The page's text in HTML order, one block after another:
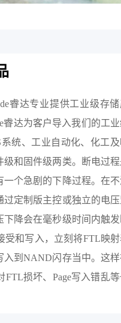
睿达专业提供工业级存储
睿达为客户导入我们的工业
统、工业自动化、化工
和固件级两类。断电过程
个急剧的下降过程。在
定制版主控或独立的电压
降会在毫秒级时间内触
受和写入，立刻将FTL映射
入到NAND闪存当中。这样
损坏、Page写入错乱